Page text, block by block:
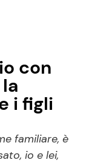
con
i figli
familiare, è
io e lei,